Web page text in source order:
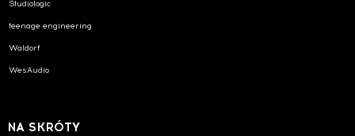
Studiologic
teenage engineering
Waldorf
WesAudio
NA SKRÓTY